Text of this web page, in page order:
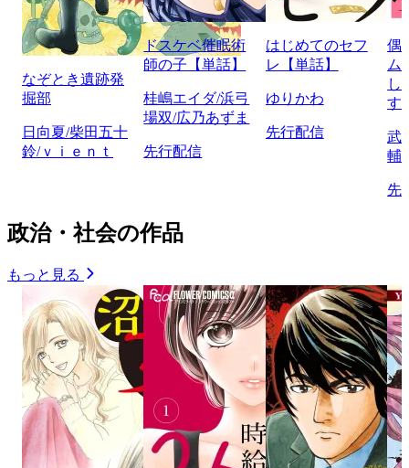
なぞとき遺跡発
掘部
日向夏/柴田五十
鈴/ｖｉｅｎｔ
ドスケベ催眠術
師の子【単話】
桂嶋エイダ/浜弓
場双/広乃あずま
先行配信
はじめてのセフ
レ【単話】
ゆりかわ
先行配信
偶
ム
し
す
武
輔
先
政治・社会の作品
もっと見る